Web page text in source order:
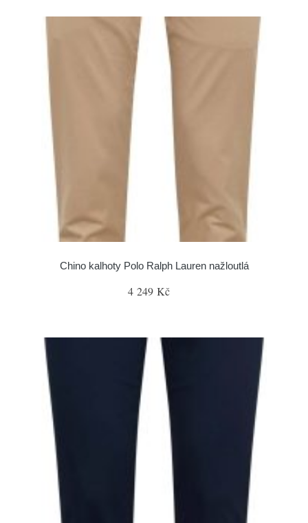
Chino kalhoty Polo Ralph Lauren nažloutlá
4 249 Kč